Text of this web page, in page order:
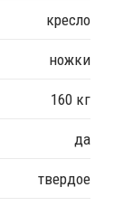
кресло
ножки
160 кг
да
твердое